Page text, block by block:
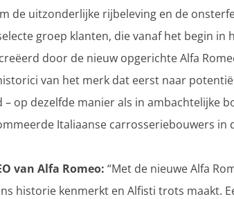
de uitzonderlijke rijbeleving en de
groep klanten, die vanaf het begin in
door de nieuw opgerichte Alfa
van het merk dat eerst naar
op dezelfde manier als in ambachtelijke
Italiaanse carrosseriebouwers in
van Alfa Romeo: “Met de nieuwe Alfa
historie kenmerkt en Alfisti trots maakt.